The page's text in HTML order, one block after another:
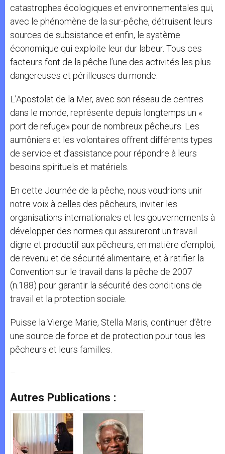
catastrophes écologiques et environnementales qui,
avec le phénomène de la sur-pêche, détruisent leurs
sources de subsistance et enfin, le système
économique qui exploite leur dur labeur. Tous ces
facteurs font de la pêche l’une des activités les plus
dangereuses et périlleuses du monde.
L’Apostolat de la Mer, avec son réseau de centres
dans le monde, représente depuis longtemps un «
port de refuge» pour de nombreux pêcheurs. Les
aumôniers et les volontaires offrent différents types
de service et d’assistance pour répondre à leurs
besoins spirituels et matériels.
En cette Journée de la pêche, nous voudrions unir
notre voix à celles des pêcheurs, inviter les
organisations internationales et les gouvernements à
développer des normes qui assureront un travail
digne et productif aux pêcheurs, en matière d’emploi,
de revenu et de sécurité alimentaire, et à ratifier la
Convention sur le travail dans la pêche de 2007
(n.188) pour garantir la sécurité des conditions de
travail et la protection sociale.
Puisse la Vierge Marie, Stella Maris, continuer d’être
une source de force et de protection pour tous les
pêcheurs et leurs familles.
–
Autres Publications :